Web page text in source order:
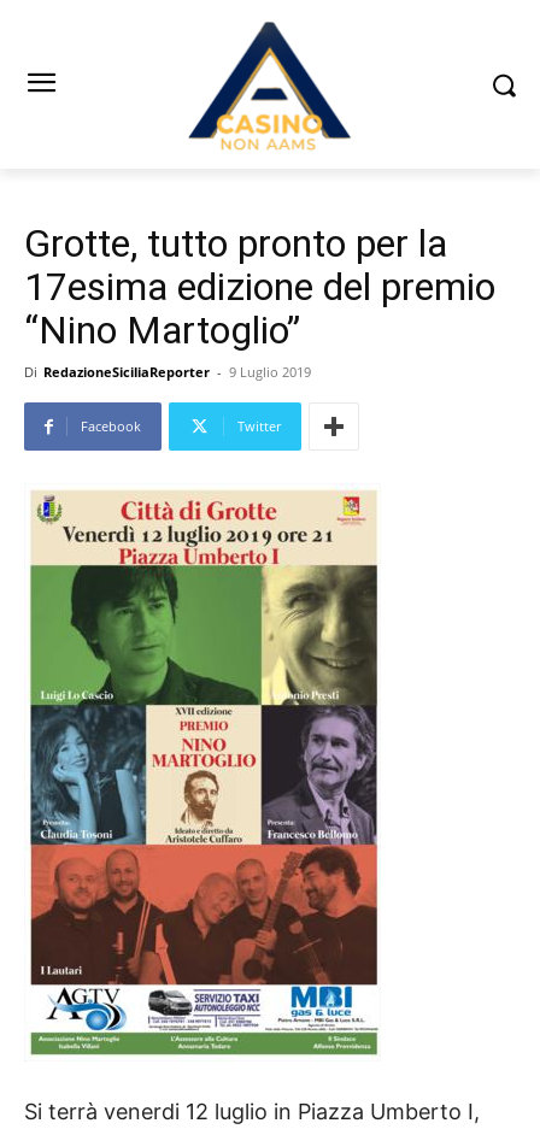
Grotte, tutto pronto per la
17esima edizione del premio
“Nino Martoglio”
Di RedazioneSiciliaReporter - 9 Luglio 2019
Facebook Twitter
Si terrà venerdi 12 luglio in Piazza Umberto I,